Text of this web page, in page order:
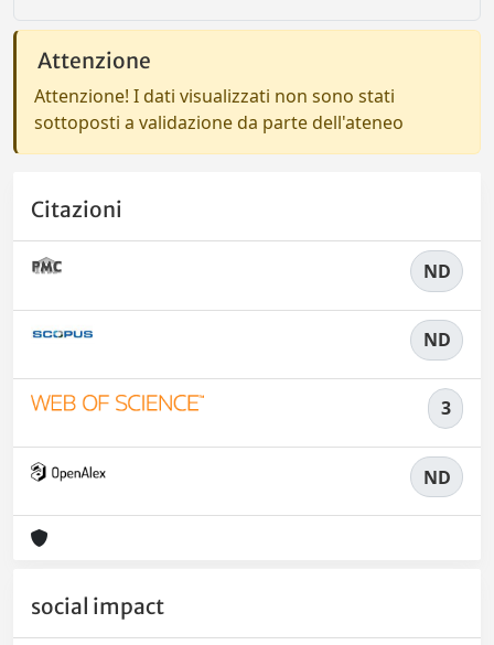
Attenzione
Attenzione! I dati visualizzati non sono stati
sottoposti a validazione da parte dell'ateneo
Citazioni
ND
ND
3
ND
social impact